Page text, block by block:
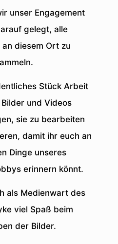
unser Engagement
gelegt, alle
an diesem Ort zu
Stück Arbeit
und Videos
sie zu bearbeiten
damit ihr euch an
Dinge unseres
erinnern könnt.
als Medienwart des
viel Spaß beim
der Bilder.